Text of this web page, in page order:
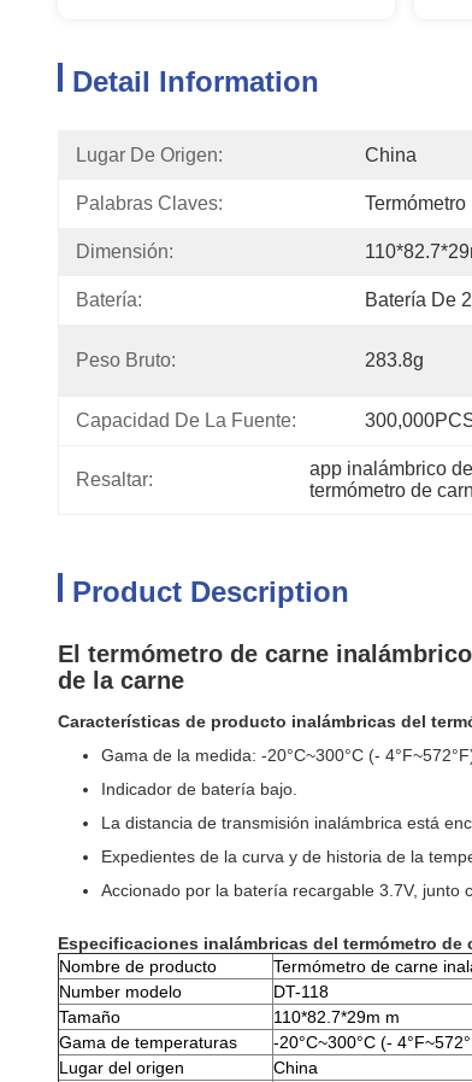
Detail Information
Lugar De Origen: China
Palabras Claves:
Dimensión:
Batería: Batería De
Peso Bruto: 283.8g
Capacidad De La Fuente:
Resaltar:
app inalámbrico
termómetro de
Product Description
El termómetro de carne
de la carne
Características de producto inalámbricas del
Gama de la medida: -20°C~300°C (-
Indicador de batería bajo.
La distancia de transmisión inalámbrica está
Expedientes de la curva y de historia de la
Accionado por la batería recargable 3.7V, junto
Especificaciones inalámbricas del termómetro de
Nombre de producto
Termómetro de carne
Number modelo
DT-118
Tamaño
110*82.7*29m m
Gama de temperaturas
-20°C~300°C (-
Lugar del origen
China